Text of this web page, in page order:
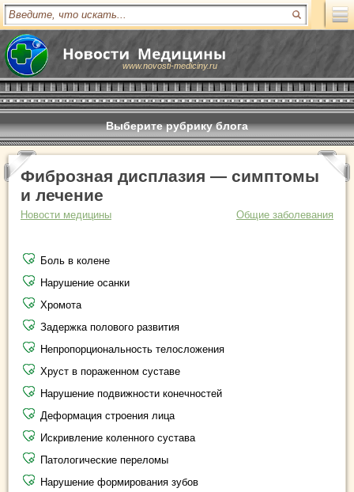
www.novosti-mediciny.ru
Выберите рубрику блога
Фиброзная дисплазия — симптомы
и лечение
Новости медицины Общие заболевания
Боль в колене
Нарушение осанки
Хромота
Задержка полового развития
Непропорциональность телосложения
Хруст в пораженном суставе
Нарушение подвижности конечностей
Деформация строения лица
Искривление коленного сустава
Патологические переломы
Нарушение формирования зубов